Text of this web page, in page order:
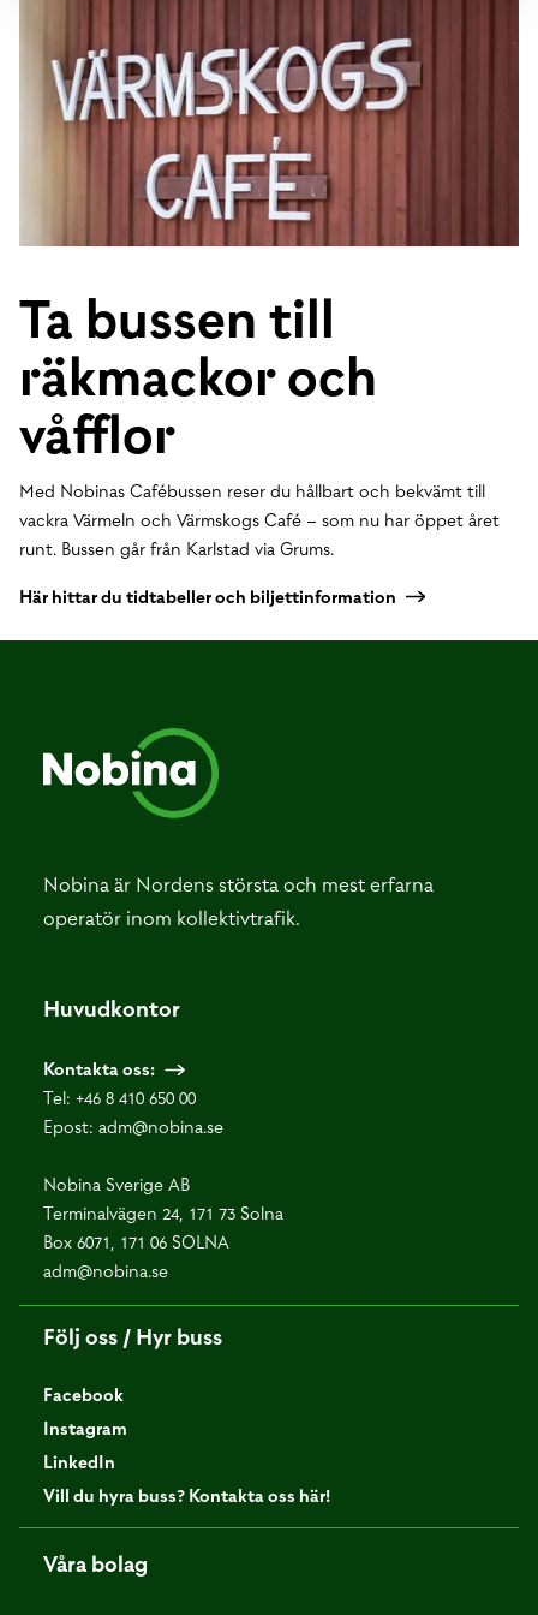
Ta bussen till
räkmackor och
våfflor
Med Nobinas Cafébussen reser du hållbart och bekvämt till
vackra Värmeln och Värmskogs Café – som nu har öppet året
runt. Bussen går från Karlstad via Grums.
Här hittar du tidtabeller och biljettinformation
Nobina är Nordens största och mest erfarna
operatör inom kollektivtrafik.
Huvudkontor
Kontakta oss:
Tel: +46 8 410 650 00
Epost: adm@nobina.se
Nobina Sverige AB
Terminalvägen 24, 171 73 Solna
Box 6071, 171 06 SOLNA
adm@nobina.se
Följ oss / Hyr buss
Facebook
Instagram
LinkedIn
Vill du hyra buss? Kontakta oss här!
Våra bolag